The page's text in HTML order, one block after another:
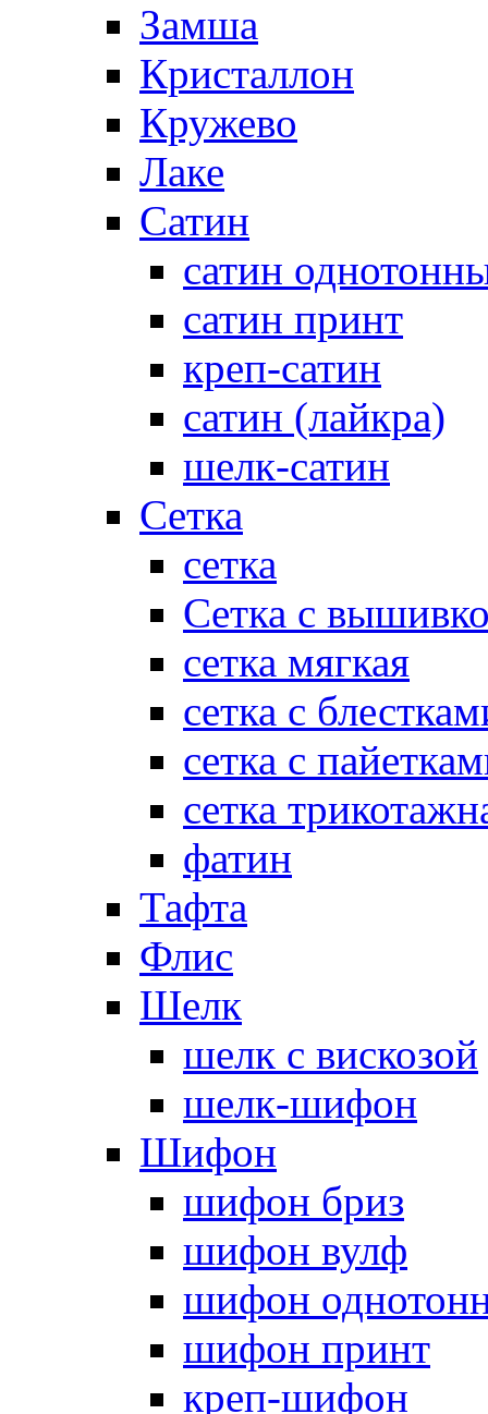
Замша
Кристаллон
Кружево
Лаке
Сатин
сатин
сатин принт
креп-сатин
сатин (лайкра)
шелк-сатин
Сетка
сетка
Сетка с
сетка мягкая
сетка с
сетка с
сетка
фатин
Тафта
Флис
Шелк
шелк с вискозой
шелк-шифон
Шифон
шифон бриз
шифон вулф
шифон
шифон принт
креп-шифон